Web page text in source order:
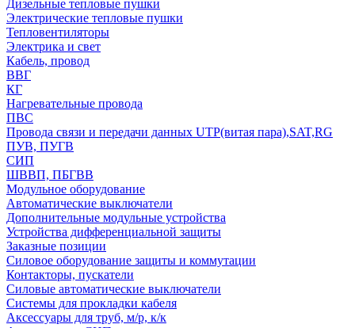
Дизельные тепловые пушки
Электрические тепловые пушки
Тепловентиляторы
Электрика и свет
Кабель, провод
ВВГ
КГ
Нагревательные провода
ПВС
Провода связи и передачи данных UTP(витая пара),SAT,RG
ПУВ, ПУГВ
СИП
ШВВП, ПБГВВ
Модульное оборудование
Автоматические выключатели
Дополнительные модульные устройства
Устройства дифференциальной защиты
Заказные позиции
Силовое оборудование защиты и коммутации
Контакторы, пускатели
Силовые автоматические выключатели
Системы для прокладки кабеля
Аксессуары для труб, м/р, к/к